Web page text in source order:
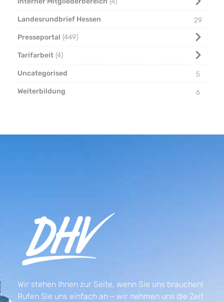
Landesrundbrief Hessen
29
Presseportal 449
Tarifarbeit 4
Uncategorised
5
Weiterbildung
6
Wir stehen Ihnen zur Seite, wenn Sie uns brauchen!
Rufen Sie uns einfach an – wir nehmen uns die Zeit